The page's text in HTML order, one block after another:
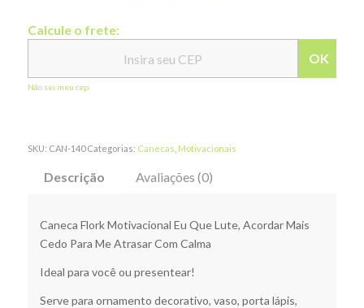
Calcule o frete:
OK
Não sei meu cep
SKU: CAN-140 Categorias: Canecas Motivacionais
Descrição Avaliações (0)
Caneca Flork Motivacional Eu Que Lute, Acordar Mais
Cedo Para Me Atrasar Com Calma
Ideal para você ou presentear!
Serve para ornamento decorativo, vaso, porta lápis,